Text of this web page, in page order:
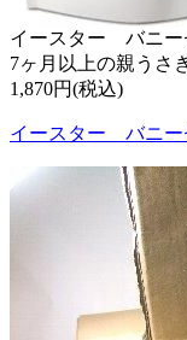
イースター バニ
7ヶ月以上の親うさ
1,870円(税込)
イースター バニ